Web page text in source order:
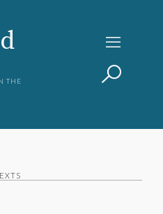
THE